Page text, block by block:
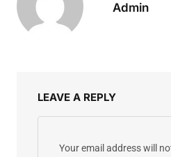
Admin
LEAVE A REPLY
Your email address will